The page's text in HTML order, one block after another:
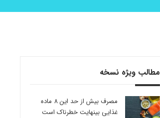
مطالب ویژه نسخه
مصرف بیش از حد این 8 ماده
غذایی بینهایت خطرناک است